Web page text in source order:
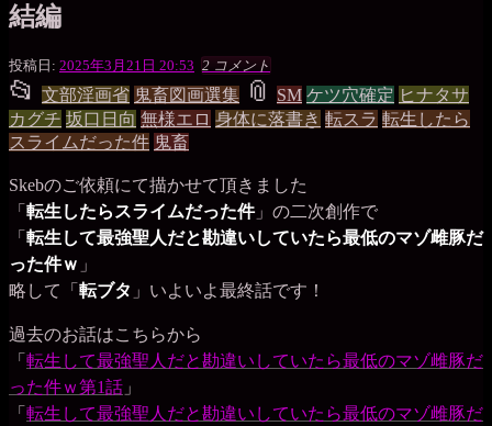
ン
結編
投稿日: 2025年3月21日 20:53 最
低
の
豚
2 コメント
📂 投
稿
ル
ー
プ
文部淫画省 鬼畜図画選集 📎 タ
グ
SM ケツ穴確定 ヒナタサ
カグチ 坂口日向 無様エロ 身体に落書き 転スラ 転生したら
スライムだった件 鬼畜
Skebのご依頼にて描かせて頂きました
「 転生したらスライムだった件」の二次創作で
「 転生して最強聖人だと勘違いしていたら最低のマゾ雌豚だ
った件ｗ 」
略して「 転ブタ 」いよいよ最終話です！
過去のお話はこちらから
「 転生して最強聖人だと勘違いしていたら最低のマゾ雌豚だ
った件ｗ第1話 」
「 転生して最強聖人だと勘違いしていたら最低のマゾ雌豚だ